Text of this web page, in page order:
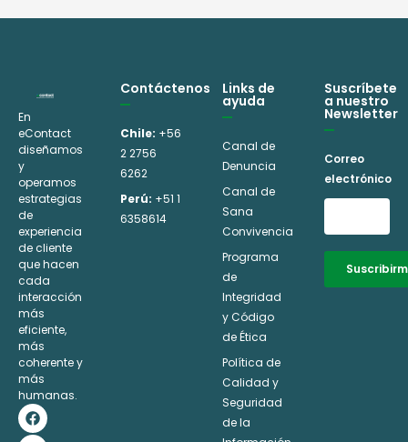
En
eContact
diseñamos
y
operamos
estrategias
de
experiencia
de cliente
que hacen
cada
interacción
más
eficiente,
más
coherente y
más
humanas.
F
a
I
n
L
i
Y
o
Contáctenos
Chile: +56
2 2756
6262
Perú: +51 1
6358614
Links de
ayuda
Canal de
Denuncia
Canal de
Sana
Convivencia
Programa
de
Integridad
y Código
de Ética
Política de
Calidad y
Seguridad
de la
Suscríbete
a nuestro
Newsletter
Correo
electrónico